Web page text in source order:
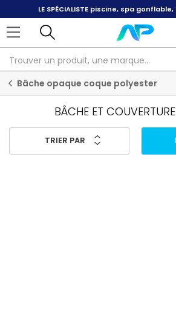
LE SPÉCIALISTEpiscine, spa
Bâche opaque coque polyester
BÂCHE ET
TRIER PAR